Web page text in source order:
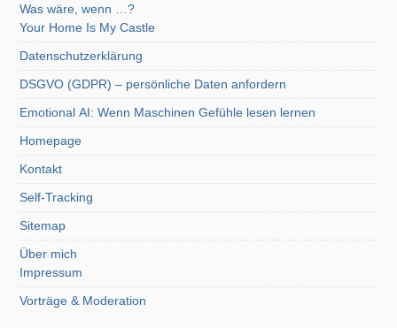
Was wäre, wenn …?
Your Home Is My Castle
Datenschutzerklärung
DSGVO (GDPR) – persönliche Daten anfordern
Emotional AI: Wenn Maschinen Gefühle lesen lernen
Homepage
Kontakt
Self-Tracking
Sitemap
Über mich
Impressum
Vorträge & Moderation